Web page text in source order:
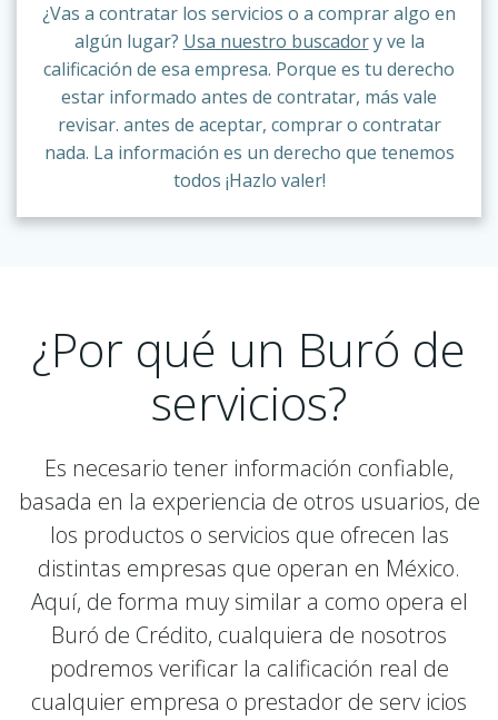
¿Vas a contratar los servicios o a comprar algo en
algún lugar? Usa nuestro buscadory ve la
calificación de esa empresa. Porque es tu derecho
estar informado antes de contratar, más vale
revisar. antes de aceptar, comprar o contratar
nada. La información es un derecho que tenemos
todos ¡Hazlo valer!
¿Por qué un Buró de
servicios?
Es necesario tener información confiable,
basada en la experiencia de otros usuarios, de
los productos o servicios que ofrecen las
distintas empresas que operan en México.
Aquí, de forma muy similar a como opera el
Buró de Crédito, cualquiera de nosotros
podremos verificar la calificación real de
cualquier empresa o prestador de serv icios